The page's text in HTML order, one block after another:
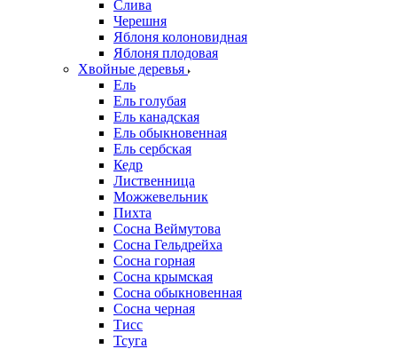
Слива
Черешня
Яблоня колоновидная
Яблоня плодовая
Хвойные деревья
Ель
Ель голубая
Ель канадская
Ель обыкновенная
Ель сербская
Кедр
Лиственница
Можжевельник
Пихта
Сосна Веймутова
Сосна Гельдрейха
Сосна горная
Сосна крымская
Сосна обыкновенная
Сосна черная
Тисс
Тсуга